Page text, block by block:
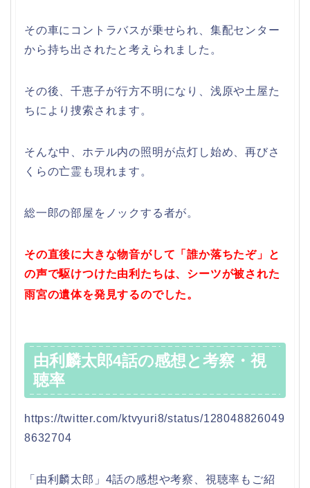
その車にコントラバスが乗せられ、集配センター
から持ち出されたと考えられました。
その後、千恵子が行方不明になり、浅原や土屋た
ちにより捜索されます。
そんな中、ホテル内の照明が点灯し始め、再びさ
くらの亡霊も現れます。
総一郎の部屋をノックする者が。
その直後に大きな物音がして「誰か落ちたぞ」と
の声で駆けつけた由利たちは、シーツが被された
雨宮の遺体を発見するのでした。
由利麟太郎4話の感想と考察・視
聴率
https://twitter.com/ktvyuri8/status/128048826049
8632704
「由利麟太郎」4話の感想や考察、視聴率もご紹